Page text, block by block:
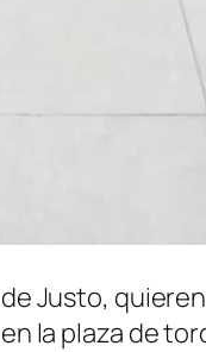
Justo,
la plaza de